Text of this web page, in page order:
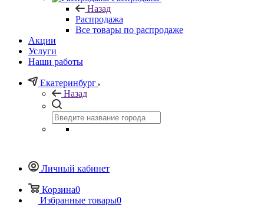
Назад
Распродажа
Все товары по распродаже
Акции
Услуги
Наши работы
Екатеринбург
Назад
Личный кабинет
Корзина0
Избранные товары0